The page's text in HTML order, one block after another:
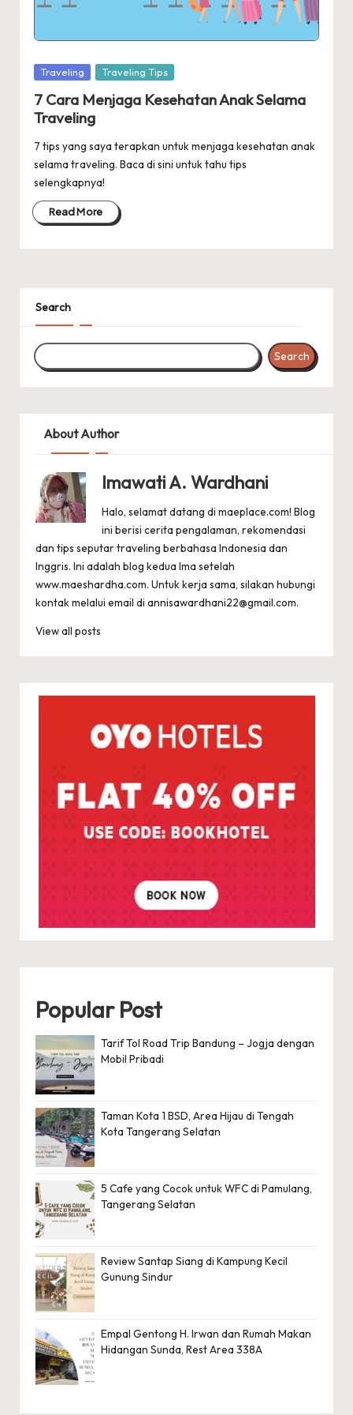
Posted
Traveling Traveling Tips
7 Cara Menjaga Kesehatan Anak Selama
Traveling
7 tips yang saya terapkan untuk menjaga kesehatan anak
selama traveling. Baca di sini untuk tahu tips
selengkapnya!
Read More
Search
Search
About Author
Imawati A. Wardhani
Halo, selamat datang di maeplace.com! Blog
ini berisi cerita pengalaman, rekomendasi
dan tips seputar traveling berbahasa Indonesia dan
Inggris. Ini adalah blog kedua Ima setelah
www.maeshardha.com. Untuk kerja sama, silakan hubungi
kontak melalui email di annisawardhani22@gmail.com.
View all posts
Popular Post
Tarif Tol Road Trip Bandung – Jogja dengan
Mobil Pribadi
Taman Kota 1 BSD, Area Hijau di Tengah
Kota Tangerang Selatan
5 Cafe yang Cocok untuk WFC di Pamulang,
Tangerang Selatan
Review Santap Siang di Kampung Kecil
Gunung Sindur
Empal Gentong H. Irwan dan Rumah Makan
Hidangan Sunda, Rest Area 338A